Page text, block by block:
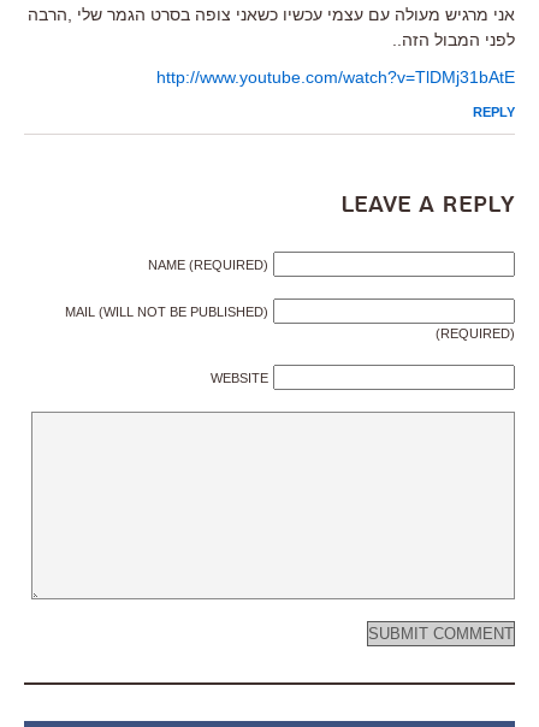
אני מרגיש מעולה עם עצמי עכשיו כשאני צופה בסרט הגמר שלי ,הרבה
לפני המבול הזה..
http://www.youtube.com/watch?v=TlDMj31bAtE
REPLY
Leave a Reply
NAME (REQUIRED)
MAIL (WILL NOT BE PUBLISHED)
(REQUIRED)
WEBSITE